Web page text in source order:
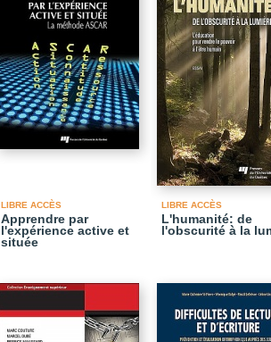
LIBRE ACCÈS
Apprendre par
l'expérience active et
située
LIBRE ACCÈS
L'humanité: de
l'obscurité à la